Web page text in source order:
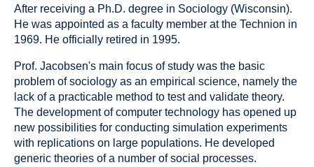
After receiving a Ph.D. degree in Sociology (Wisconsin).
He was appointed as a faculty member at the Technion in
1969. He officially retired in 1995.
Prof. Jacobsen's main focus of study was the basic
problem of sociology as an empirical science, namely the
lack of a practicable method to test and validate theory.
The development of computer technology has opened up
new possibilities for conducting simulation experiments
with replications on large populations. He developed
generic theories of a number of social processes.